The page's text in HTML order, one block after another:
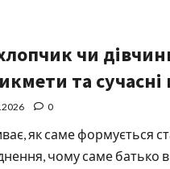
чи
та
0
як саме формується
чому саме батько